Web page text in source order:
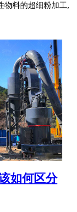
物料的超细粉加工,
如何区分